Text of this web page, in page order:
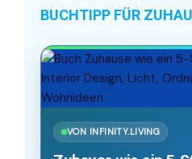
BUCHTIPP FÜR
VON INFINITY.LIVING